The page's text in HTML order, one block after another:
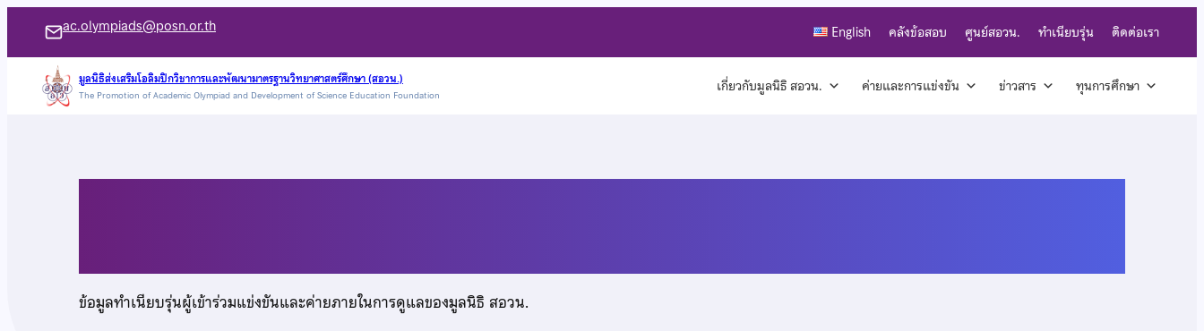
เนื้อหา
ac.olympiads@posn.or.th English คลังข้อสอบ ศูนย์สอวน. ทำเนียบรุ่น ติดต่อเรา
มูลนิธิส่งเสริมโอลิมปิกวิชาการและพัฒนามาตรฐานวิทยาศาสตร์ศึกษา (สอวน.)
The Promotion of Academic Olympiad and Development of Science Education Foundation เกี่ยวกับมูลนิธิ สอวน. ค่ายและการแข่งขัน ข่าวสาร ทุนการศึกษา
ข้อมูลทำเนียบรุ่นผู้เข้าร่วมแข่งขันและค่ายภายในการดูแลของมูลนิธิ สอวน.